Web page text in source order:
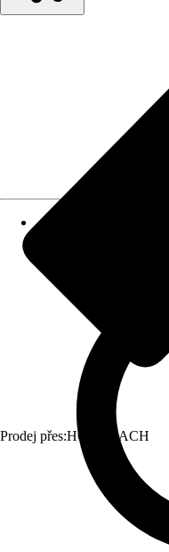
Prodej přes:HORNBACH